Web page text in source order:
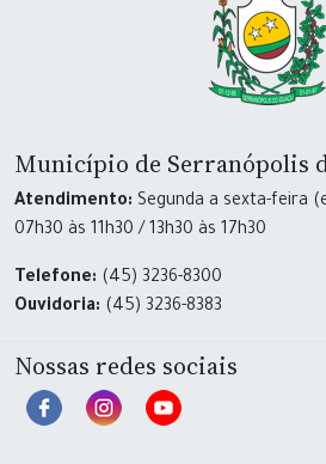
Município de Serranópolis
Atendimento: Segunda a sexta-feira
07h30 às 11h30 / 13h30 às 17h30
Telefone: (45) 3236-8300
Ouvidoria: (45) 3236-8383
Nossas redes sociais